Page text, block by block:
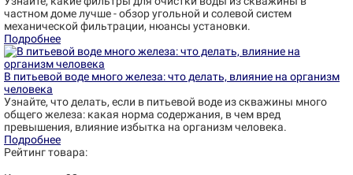
частном доме лучше - обзор угольной и солевой систем
механической фильтрации, нюансы установки.
Подробнее
В питьевой воде много железа: что делать, влияние на организм
человека
Узнайте, что делать, если в питьевой воде из скважины много
общего железа: какая норма содержания, в чем вред
превышения, влияние избытка на организм человека.
Подробнее
Рейтинг товара: